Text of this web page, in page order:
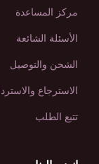
مركز المساعدة
الأسئلة الشائعة
الشحن والتوصيل
الاسترجاع
تتبع الطلب